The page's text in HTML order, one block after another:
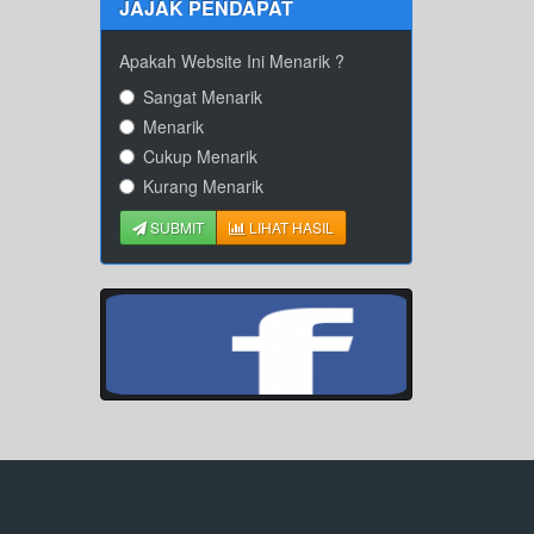
JAJAK PENDAPAT
Apakah Website Ini Menarik ?
Sangat Menarik
Menarik
Cukup Menarik
Kurang Menarik
SUBMIT LIHAT HASIL